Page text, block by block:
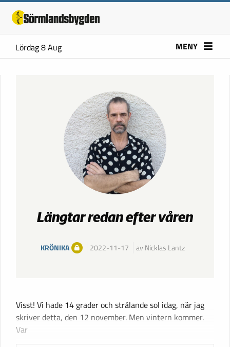
Lördag 8 Aug MENY
Längtar redan efter våren
KRÖNIKA 2022-11-17 av Nicklas Lantz
Visst! Vi hade 14 grader och strålande sol idag, när jag
skriver detta, den 12 november. Men vintern kommer.
Var